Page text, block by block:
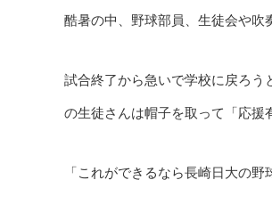
酷暑の中、野球部員、生徒会や吹
試合終了から急いで学校に戻ろ
の生徒さんは帽子を取って「応援
「これができるなら長崎日大の